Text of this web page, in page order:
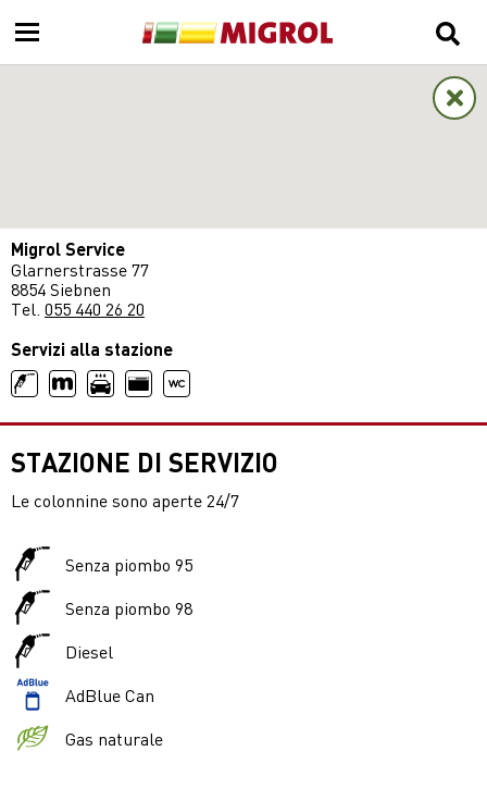
Migrol Service
Glarnerstrasse 77
8854 Siebnen
Tel. 055 440 26 20
Servizi alla stazione
STAZIONE DI SERVIZIO
Le colonnine sono aperte 24/7
Senza piombo 95
Senza piombo 98
Diesel
AdBlue Can
Gas naturale